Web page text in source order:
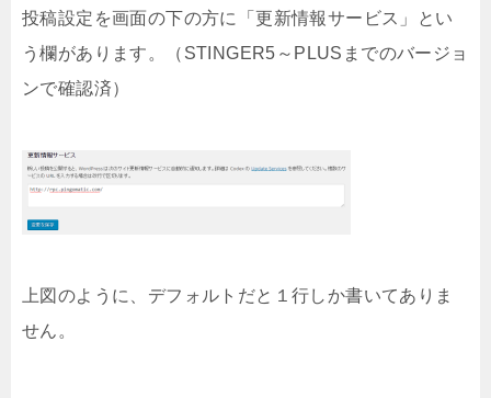
投稿設定を画面の下の方に「更新情報サービス」とい
う欄があります。（STINGER5～PLUSまでのバージョ
ンで確認済）
上図のように、デフォルトだと１行しか書いてありま
せん。